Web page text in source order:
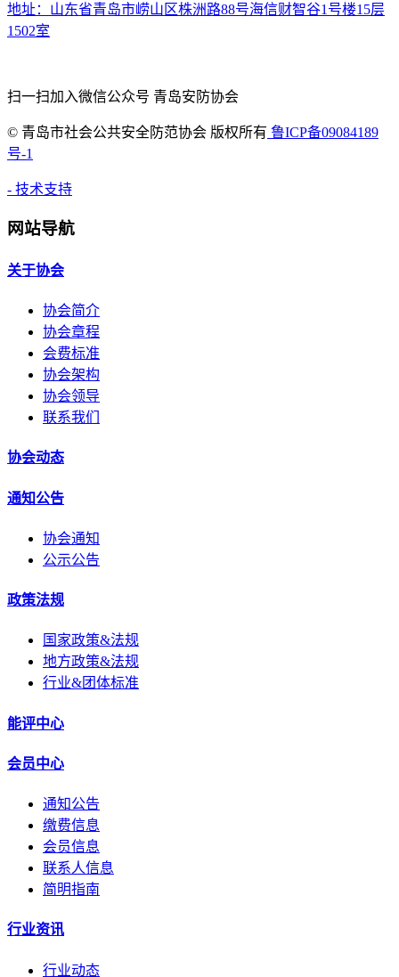
地址：山东省青岛市崂山区株洲路88号海信财智谷1号楼15层
1502室
扫一扫加入微信公众号 青岛安防协会
© 青岛市社会公共安全防范协会 版权所有 鲁ICP备09084189
号-1
- 技术支持
网站导航
关于协会
协会简介
协会章程
会费标准
协会架构
协会领导
联系我们
协会动态
通知公告
协会通知
公示公告
政策法规
国家政策&法规
地方政策&法规
行业&团体标准
能评中心
会员中心
通知公告
缴费信息
会员信息
联系人信息
简明指南
行业资讯
行业动态